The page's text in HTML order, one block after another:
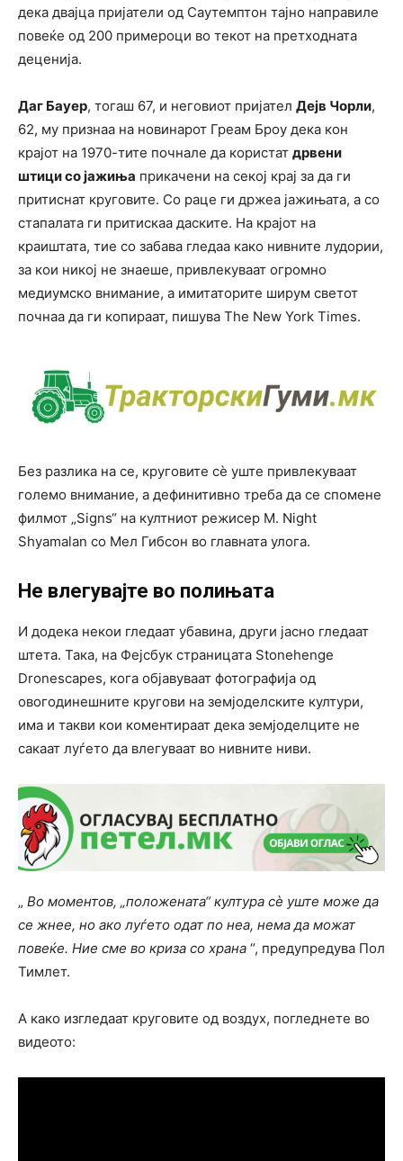
дека двајца пријатели од Саутемптон тајно направиле
повеќе од 200 примероци во текот на претходната
деценија.
Даг Бауер, тогаш 67, и неговиот пријател Дејв Чорли,
62, му признаа на новинарот Греам Броу дека кон
крајот на 1970-тите почнале да користат дрвени
штици со јажиња прикачени на секој крај за да ги
притиснат круговите. Со раце ги држеа јажињата, а со
стапалата ги притискаа даските. На крајот на
краиштата, тие со забава гледаа како нивните лудории,
за кои никој не знаеше, привлекуваат огромно
медиумско внимание, а имитаторите ширум светот
почнаа да ги копираат, пишува The New York Times.
Без разлика на се, круговите сè уште привлекуваат
големо внимание, а дефинитивно треба да се спомене
филмот „Signs“ на култниот режисер M. Night
Shyamalan со Мел Гибсон во главната улога.
Не влегувајте во полињата
И додека некои гледаат убавина, други јасно гледаат
штета. Така, на Фејсбук страницата Stonehenge
Dronescapes, кога објавуваат фотографија од
овогодинешните кругови на земјоделските култури,
има и такви кои коментираат дека земјоделците не
сакаат луѓето да влегуваат во нивните ниви.
„ Во моментов, „положената“ култура сè уште може да
се жнее, но ако луѓето одат по неа, нема да можат
повеќе. Ние сме во криза со храна “, предупредува Пол
Тимлет.
А како изгледаат круговите од воздух, погледнете во
видеото: